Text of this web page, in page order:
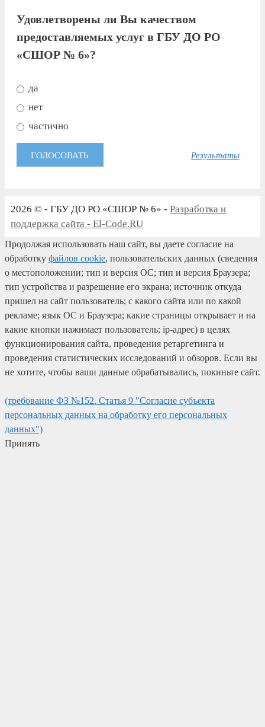
Удовлетворены ли Вы качеством
предоставляемых услуг в ГБУ ДО РО
«СШОР № 6»?
да
нет
частично
Результаты
2026 © - ГБУ ДО РО «СШОР № 6» - Разработка и
поддержка сайта - El-Code.RU
Продолжая использовать наш сайт, вы даете согласие на
обработку файлов cookie, пользовательских данных (сведения
о местоположении; тип и версия ОС; тип и версия Браузера;
тип устройства и разрешение его экрана; источник откуда
пришел на сайт пользователь; с какого сайта или по какой
рекламе; язык ОС и Браузера; какие страницы открывает и на
какие кнопки нажимает пользователь; ip-адрес) в целях
функционирования сайта, проведения ретаргетинга и
проведения статистических исследований и обзоров. Если вы
не хотите, чтобы ваши данные обрабатывались, покиньте сайт.
(требование ФЗ №152. Статья 9 "Согласие субъекта
персональных данных на обработку его персональных
данных")
Принять